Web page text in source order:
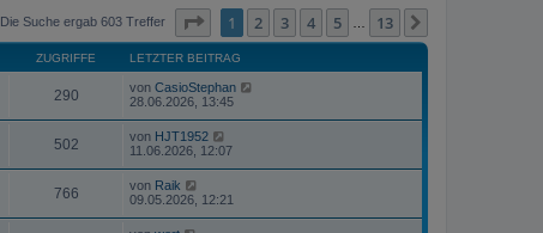
Die Suche ergab 603 Treffer Seite von13
1 2 3 4 5 13
ZUGRIFFE LETZTER BEITRAG
290 von CasioStephan
28.06.2026, 13:45
502 von HJT1952
11.06.2026, 12:07
766 von Raik
09.05.2026, 12:21